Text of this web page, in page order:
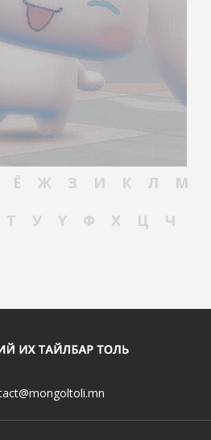
Ё Ж З И К Л
М
Т У Ү Ф Х Ц
Ч